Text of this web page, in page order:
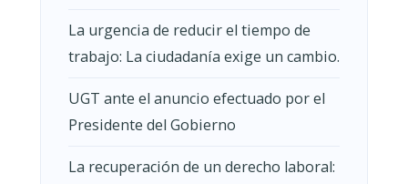
La urgencia de reducir el tiempo de
trabajo: La ciudadanía exige un cambio.
UGT ante el anuncio efectuado por el
Presidente del Gobierno
La recuperación de un derecho laboral: